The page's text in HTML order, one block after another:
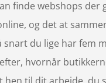
finde webshops
og det at
du lige har
hvornår